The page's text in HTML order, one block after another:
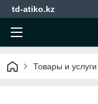
td-atiko.kz
Товары и услуги